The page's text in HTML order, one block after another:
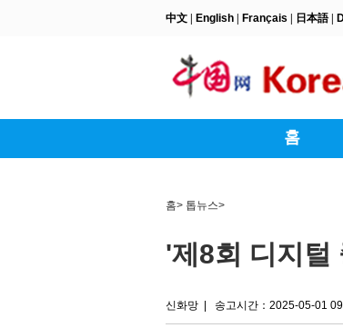
홈> 톱뉴스>
'제8회 디지털
신화망 송고시간：2025-05-01